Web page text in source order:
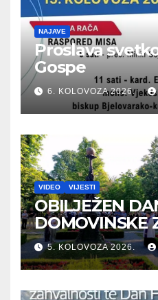
NAJAVE
Proslava
Gospe
6. KOLOVOZA 2026.
VIDEO VIJESTI
OBILJEŽEN
DOMOVINSKE
TE DAN
BRANITELJA
5. KOLOVOZA 2026.